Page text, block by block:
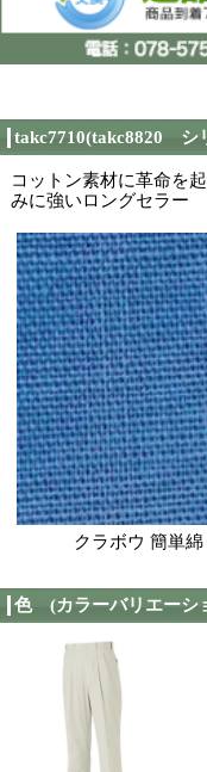
製造者
在庫情報
秋冬カタログ